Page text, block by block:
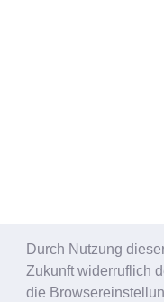
Durch Nutzung
Zukunft widerruflich
die